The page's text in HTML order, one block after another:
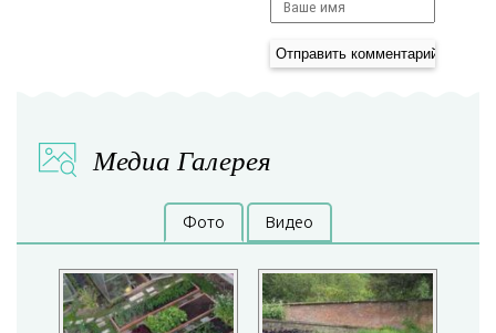
Медиа Галерея
Фото Видео